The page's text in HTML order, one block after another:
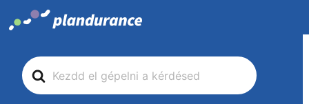
Search
For